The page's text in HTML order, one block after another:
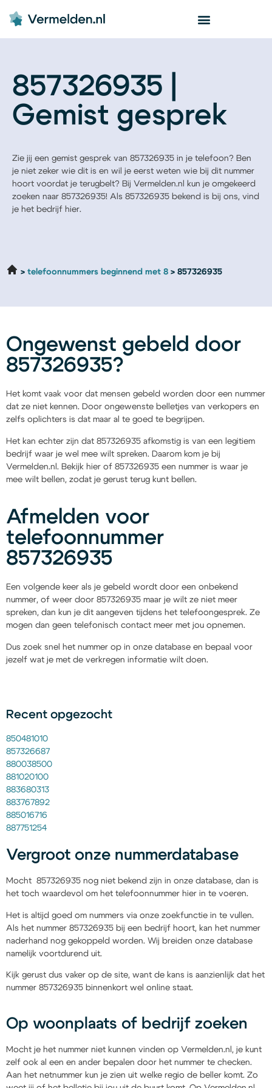
857326935 |
Gemist gesprek
Zie jij een gemist gesprek van 857326935 in je telefoon? Ben
je niet zeker wie dit is en wil je eerst weten wie bij dit nummer
hoort voordat je terugbelt? Bij Vermelden.nl kun je omgekeerd
zoeken naar 857326935! Als 857326935 bekend is bij ons, vind
je het bedrijf hier.
telefoonnummers beginnend met 8 857326935
Ongewenst gebeld door
857326935?
Het komt vaak voor dat mensen gebeld worden door een nummer
dat ze niet kennen. Door ongewenste belletjes van verkopers en
zelfs oplichters is dat maar al te goed te begrijpen.
Het kan echter zijn dat 857326935 afkomstig is van een legitiem
bedrijf waar je wel mee wilt spreken. Daarom kom je bij
Vermelden.nl. Bekijk hier of 857326935 een nummer is waar je
mee wilt bellen, zodat je gerust terug kunt bellen.
Afmelden voor
telefoonnummer
857326935
Een volgende keer als je gebeld wordt door een onbekend
nummer, of weer door 857326935 maar je wilt ze niet meer
spreken, dan kun je dit aangeven tijdens het telefoongesprek. Ze
mogen dan geen telefonisch contact meer met jou opnemen.
Dus zoek snel het nummer op in onze database en bepaal voor
jezelf wat je met de verkregen informatie wilt doen.
Recent opgezocht
850481010
857326687
880038500
881020100
883680313
883767892
885016716
887751254
Vergroot onze nummerdatabase
Mocht 857326935 nog niet bekend zijn in onze database, dan is
het toch waardevol om het telefoonnummer hier in te voeren.
Het is altijd goed om nummers via onze zoekfunctie in te vullen.
Als het nummer 857326935 bij een bedrijf hoort, kan het nummer
naderhand nog gekoppeld worden. Wij breiden onze database
namelijk voortdurend uit.
Kijk gerust dus vaker op de site, want de kans is aanzienlijk dat het
nummer 857326935 binnenkort wel online staat.
Op woonplaats of bedrijf zoeken
Mocht je het nummer niet kunnen vinden op Vermelden.nl, je kunt
zelf ook al een en ander bepalen door het nummer te checken.
Aan het netnummer kun je zien uit welke regio de beller komt. Zo